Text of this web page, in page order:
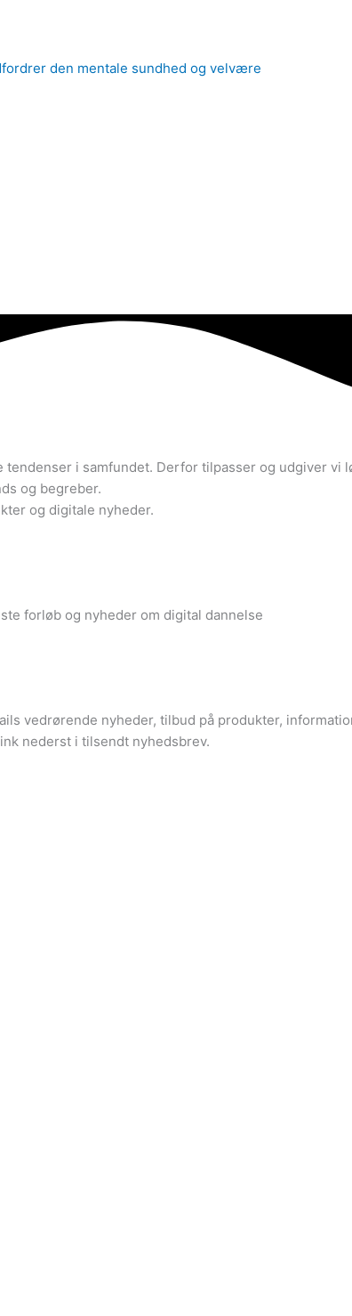
den mentale sundhed og velvære
i samfundet. Derfor tilpasser og udgiver
og begreber.
og digitale nyheder.
forløb og nyheder om digital dannelse
vedrørende nyheder, tilbud på produkter,
nederst i tilsendt nyhedsbrev.